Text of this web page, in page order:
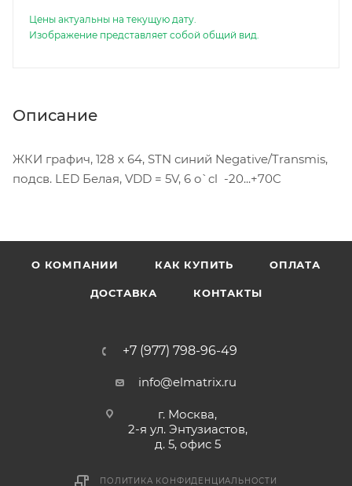
Цены актуальны на текущую дату.
Изображение представляет собой общий вид.
Описание
ЖКИ графич, 128 x 64, STN синий Negative/Transmis,
подсв. LED Белая, VDD = 5V, 6 o`cl -20...+70C
О КОМПАНИИ КАК КУПИТЬ ОПЛАТА
ДОСТАВКА КОНТАКТЫ
+7 (977) 798-96-49
info@elmatrix.ru
г. Москва,
2-я ул. Энтузиастов,
д. 5, офис 5
ПОЛИТИКА КОНФИДЕНЦИАЛЬНОСТИ